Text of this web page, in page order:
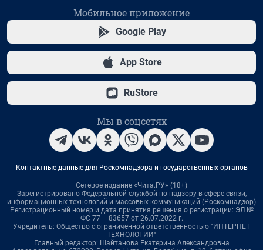
Мобильное приложение
Google Play
App Store
RuStore
Мы в соцсетях
Контактные данные для Роскомнадзора и государственных органов
Сетевое издание «Чита.РУ» (18+)
Зарегистрировано Федеральной службой по надзору в сфере связи,
информационных технологий и массовых коммуникаций (Роскомнадзор)
Регистрационный номер и дата принятия решения о регистрации: ЭЛ №
ФС 77 – 83657 от 26.07.2022 г.
Учредитель: Общество с ограниченной ответственностью "ИНТЕРНЕТ
ТЕХНОЛОГИИ"
Главный редактор: Шайтанова Екатерина Александровна